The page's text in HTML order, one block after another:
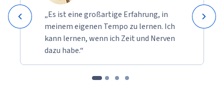
„Es ist eine großartige Erfahrung, in
meinem eigenen Tempo zu lernen. Ich
kann lernen, wenn ich Zeit und Nerven
dazu habe.“